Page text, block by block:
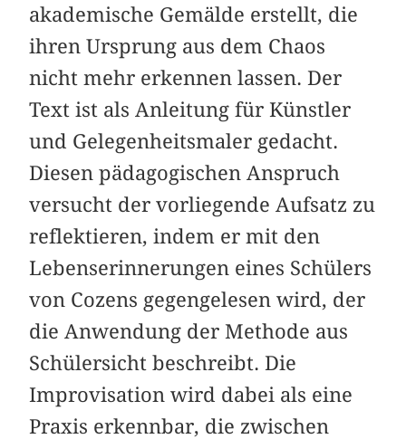
akademische Gemälde erstellt, die
ihren Ursprung aus dem Chaos
nicht mehr erkennen lassen. Der
Text ist als Anleitung für Künstler
und Gelegenheitsmaler gedacht.
Diesen pädagogischen Anspruch
versucht der vorliegende Aufsatz zu
reflektieren, indem er mit den
Lebenserinnerungen eines Schülers
von Cozens gegengelesen wird, der
die Anwendung der Methode aus
Schülersicht beschreibt. Die
Improvisation wird dabei als eine
Praxis erkennbar, die zwischen